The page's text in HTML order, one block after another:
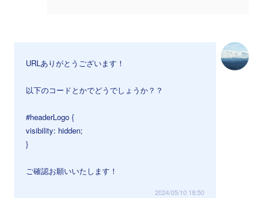
URLありがとうございます！
以下のコードとかでどうでしょうか？？
#headerLogo {
visibility: hidden;
}
ご確認お願いいたします！
2024/05/10 18:50